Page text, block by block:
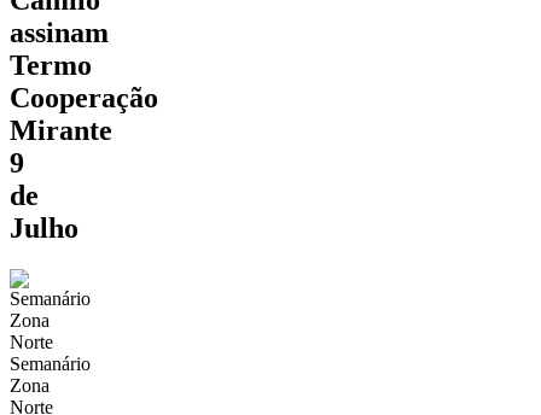
assinam
Termo
Cooperação
Mirante
9
de
Julho
Semanário
Zona
Norte